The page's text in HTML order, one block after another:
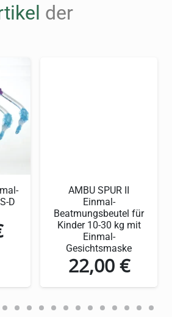
Gelenken sowie an runden
Auch zur
und Kanülen ist
Vorteile auf
ideal für sensible Haut
(ca. 100%) für
und Bewegungsfreiheit
und hautfreundlich
mit Haut, Haaren oder
Farbe für ein modernes
der
D
AMBU SPUR II
Einmal-
Beatmungsbeutel für
Kinder 10-30 kg mit
Einmal-
Gesichtsmaske
22,00€